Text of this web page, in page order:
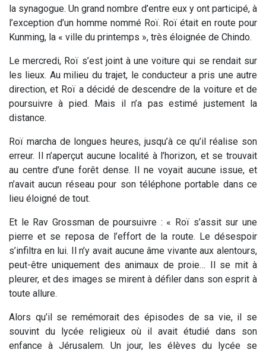
la synagogue. Un grand nombre d’entre eux y ont participé, à
l’exception d’un homme nommé Roï. Roï était en route pour
Kunming, la « ville du printemps », très éloignée de Chindo.
Le mercredi, Roï s’est joint à une voiture qui se rendait sur
les lieux. Au milieu du trajet, le conducteur a pris une autre
direction, et Roï a décidé de descendre de la voiture et de
poursuivre à pied. Mais il n’a pas estimé justement la
distance.
Roï marcha de longues heures, jusqu’à ce qu’il réalise son
erreur. Il n’aperçut aucune localité à l’horizon, et se trouvait
au centre d’une forêt dense. Il ne voyait aucune issue, et
n’avait aucun réseau pour son téléphone portable dans ce
lieu éloigné de tout.
Et le Rav Grossman de poursuivre : « Roï s’assit sur une
pierre et se reposa de l’effort de la route. Le désespoir
s’infiltra en lui. Il n’y avait aucune âme vivante aux alentours,
peut-être uniquement des animaux de proie… Il se mit à
pleurer, et des images se mirent à défiler dans son esprit à
toute allure.
Alors qu’il se remémorait des épisodes de sa vie, il se
souvint du lycée religieux où il avait étudié dans son
enfance à Jérusalem. Un jour, les élèves du lycée se